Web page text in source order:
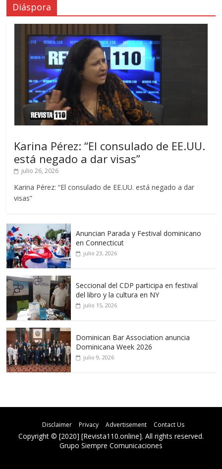
Diáspora
Karina Pérez: “El consulado de EE.UU.
está negado a dar visas”
julio 26, 2026
Karina Pérez: “El consulado de EE.UU. está negado a dar
visas”
Anuncian Parada y Festival dominicano
en Connecticut
julio 23, 2026
Seccional del CDP participa en festival
del libro y la cultura en NY
julio 15, 2026
Dominican Bar Association anuncia
Dominicana Week 2026
julio 9, 2026
Disclaimer Privacy Advertisement Contact Us
Copyright © [2020] [Revista110.online]. All rights reserved.
Grupo Siempre Comunicaciones